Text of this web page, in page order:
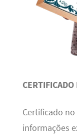
Certificado
informações